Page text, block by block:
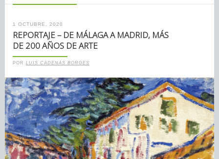
1 OCTUBRE, 2020
REPORTAJE – DE MÁLAGA A MADRID, MÁS
DE 200 AÑOS DE ARTE
POR LUIS CADENAS BORGES